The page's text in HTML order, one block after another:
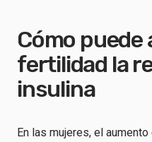
Cómo puede
fertilidad la
insulina
En las mujeres, el